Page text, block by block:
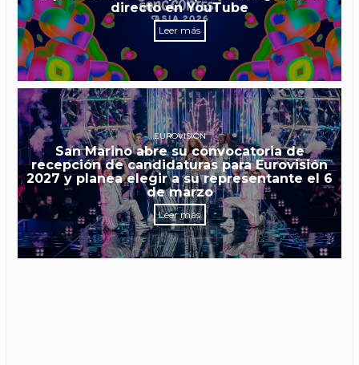
directo en YouTube
Leer más
EUROVISIÓN
San Marino abre su convocatoria de
recepción de candidaturas para Eurovisión
2027 y planea elegir a su representante el 6
de marzo
Leer más